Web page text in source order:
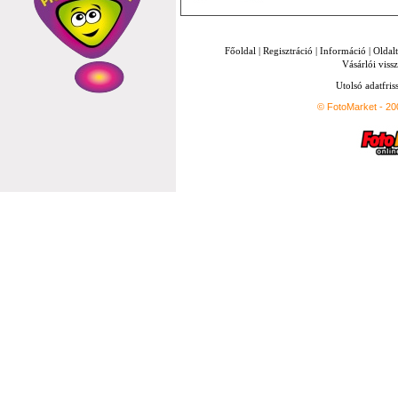
Főoldal | Regisztráció | Információ |
Vásárlói
Utolsó
© FotoMarket -